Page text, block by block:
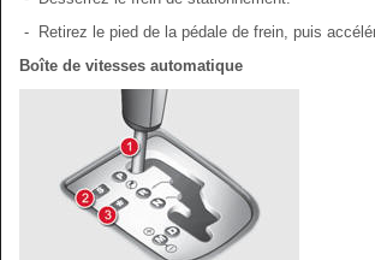
- Retirez le pied de la pédale de frein, puis
Boîte de vitesses automatique